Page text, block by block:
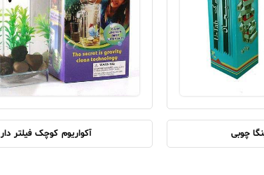
چوبی آکواریوم کوچک فیلتر دار